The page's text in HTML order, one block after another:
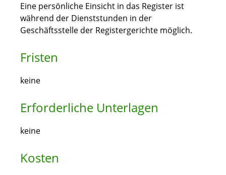
Eine persönliche Einsicht in das Register ist
während der Dienststunden in der
Geschäftsstelle der Registergerichte möglich.
Fristen
keine
Erforderliche Unterlagen
keine
Kosten